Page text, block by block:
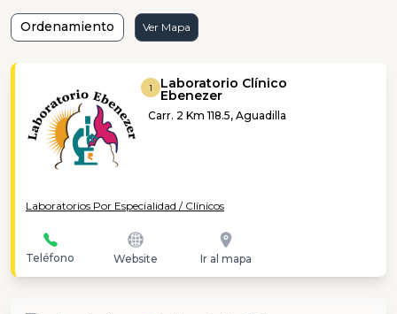
Ordenamiento Ver Mapa
1 Laboratorio Clínico
Ebenezer
Carr. 2 Km 118.5, Aguadilla
Laboratorios Por Especialidad / Clínicos
Teléfono Website Ir al mapa